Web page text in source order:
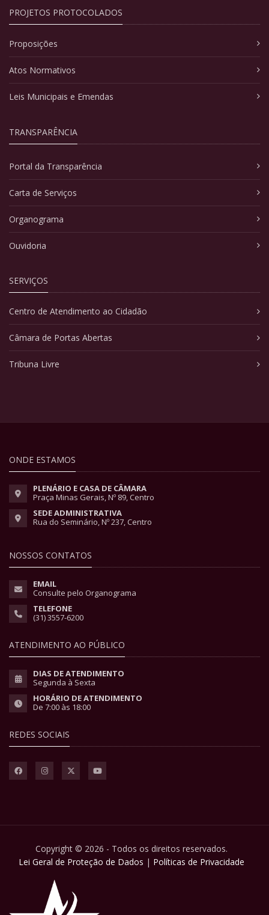
PROJETOS PROTOCOLADOS
Proposições
Atos Normativos
Leis Municipais e Emendas
TRANSPARÊNCIA
Portal da Transparência
Carta de Serviços
Organograma
Ouvidoria
SERVIÇOS
Centro de Atendimento ao Cidadão
Câmara de Portas Abertas
Tribuna Livre
ONDE ESTAMOS
PLENÁRIO E CASA DE CÂMARA
Praça Minas Gerais, Nº 89, Centro
SEDE ADMINISTRATIVA
Rua do Seminário, Nº 237, Centro
NOSSOS CONTATOS
EMAIL
Consulte pelo Organograma
TELEFONE
(31) 3557-6200
ATENDIMENTO AO PÚBLICO
DIAS DE ATENDIMENTO
Segunda à Sexta
HORÁRIO DE ATENDIMENTO
De 7:00 às 18:00
REDES SOCIAIS
Copyright © 2026 - Todos os direitos reservados.
Lei Geral de Proteção de Dados | Políticas de Privacidade